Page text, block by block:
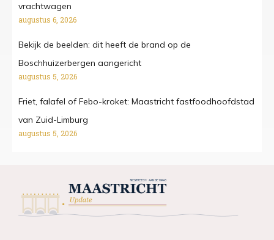
vrachtwagen
augustus 6, 2026
Bekijk de beelden: dit heeft de brand op de
Boschhuizerbergen aangericht
augustus 5, 2026
Friet, falafel of Febo-kroket: Maastricht fastfoodhoofdstad
van Zuid-Limburg
augustus 5, 2026